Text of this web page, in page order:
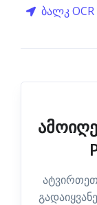
ბალკ